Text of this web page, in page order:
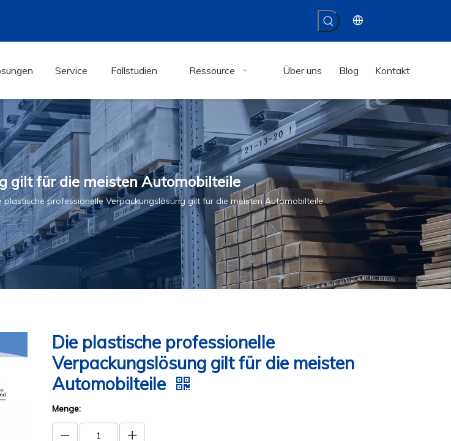
Service Fallstudien Ressource Über uns Blog Kontakt
gilt für die meisten Automobilteile
plastische professionelle Verpackungslösung gilt für die meisten Automobilteile
Die plastische professionelle
Verpackungslösung gilt für die meisten
Automobilteile
Menge: